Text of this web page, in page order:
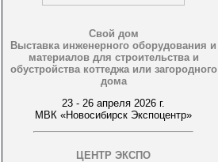
Свой дом
Выставка инженерного оборудования и
материалов для строительства и
обустройства коттеджа или загородного
дома
23 - 26 апреля 2026 г.
МВК «Новосибирск Экспоцентр»
ЦЕНТР ЭКСПО